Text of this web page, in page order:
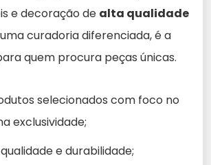
e decoração de alta qualidade
curadoria diferenciada, é a
quem procura peças únicas.
selecionados com foco no
exclusividade;
e durabilidade;